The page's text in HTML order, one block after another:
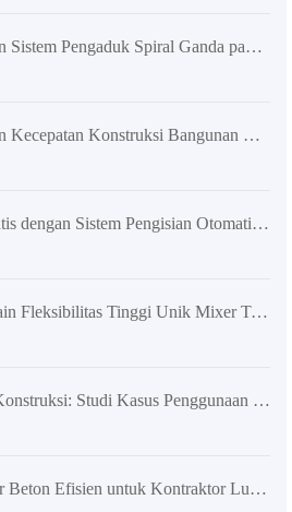
Mengungkap Keunggulan Sistem Pengaduk Spiral Ganda pada Truk Mixer Bahan Bangunan Otomatis
Bagaimana Meningkatkan Kecepatan Konstruksi Bangunan Melalui Fleksibilitas Mixer Beton? Kasus dan Analisis Data
Truk Mixer Beton Otomatis dengan Sistem Pengisian Otomatis untuk Efisiensi Konstruksi Tinggi
Pengenalan Produk: Desain Fleksibilitas Tinggi Unik Mixer Truk AIMIX AS-2.6 Mendorong Upgrading Konstruksi Beton Global
Meningkatkan Efisiensi Konstruksi: Studi Kasus Penggunaan Truk Mixer Bahan Bakar Otomatis di Proyek Besar dan Menengah
Panduan Pemilihan Mixer Beton Efisien untuk Kontraktor Luar Negeri: Dari Desain hingga Aplikasi Nyata